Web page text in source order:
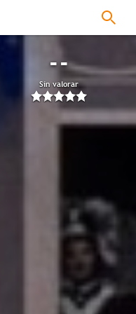
--
Sin valorar